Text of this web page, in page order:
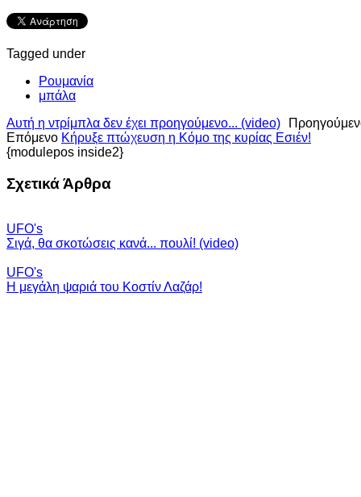
Tagged under
Ρουμανία
μπάλα
Αυτή η ντρίμπλα δεν έχει προηγούμενο... (video)
Επόμενο Κήρυξε πτώχευση η Κόμο της κυρίας Εσιέν!
{modulepos inside2}
Σχετικά Άρθρα
UFO's
Σιγά, θα σκοτώσεις κανά... πουλί! (video)
UFO's
Η μεγάλη ψαριά του Κοστίν Λαζάρ!